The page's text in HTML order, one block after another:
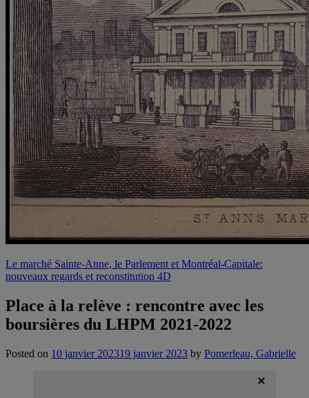
Le marché Sainte-Anne, le Parlement et Montréal-Capitale:
nouveaux regards et reconstitution 4D
Place à la relève : rencontre avec les
boursières du LHPM 2021-2022
Posted on 10 janvier 202319 janvier 2023 by Pomerleau, Gabrielle